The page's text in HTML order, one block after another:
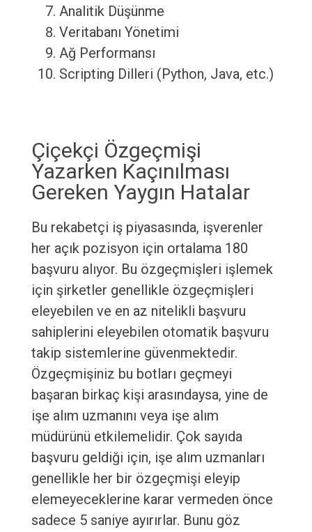
Analitik Düşünme
Veritabanı Yönetimi
Ağ Performansı
Scripting Dilleri (Python, Java, etc.)
Çiçekçi Özgeçmişi
Yazarken Kaçınılması
Gereken Yaygın Hatalar
Bu rekabetçi iş piyasasında, işverenler
her açık pozisyon için ortalama 180
başvuru alıyor. Bu özgeçmişleri işlemek
için şirketler genellikle özgeçmişleri
eleyebilen ve en az nitelikli başvuru
sahiplerini eleyebilen otomatik başvuru
takip sistemlerine güvenmektedir.
Özgeçmişiniz bu botları geçmeyi
başaran birkaç kişi arasındaysa, yine de
işe alım uzmanını veya işe alım
müdürünü etkilemelidir. Çok sayıda
başvuru geldiği için, işe alım uzmanları
genellikle her bir özgeçmişi eleyip
elemeyeceklerine karar vermeden önce
sadece 5 saniye ayırırlar. Bunu göz